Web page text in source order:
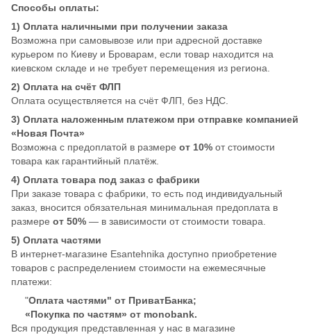
Способы оплаты:
1) Оплата наличными при получении заказа
Возможна при самовывозе или при адресной доставке
курьером по Киеву и Броварам, если товар находится на
киевском складе и не требует перемещения из региона.
2) Оплата на счёт ФЛП
Оплата осуществляется на счёт ФЛП, без НДС.
3) Оплата наложенным платежом при отправке компанией
«Новая Почта»
Возможна с предоплатой в размере от 10% от стоимости
товара как гарантийный платёж.
4) Оплата товара под заказ с фабрики
При заказе товара с фабрики, то есть под индивидуальный
заказ, вносится обязательная минимальная предоплата в
размере от 50% — в зависимости от стоимости товара.
5) Оплата частями
В интернет-магазине Esantehnika доступно приобретение
товаров с распределением стоимости на ежемесячные
платежи:
"Оплата частями" от ПриватБанка;
«Покупка по частям» от monobank.
Вся продукция представленная у нас в магазине